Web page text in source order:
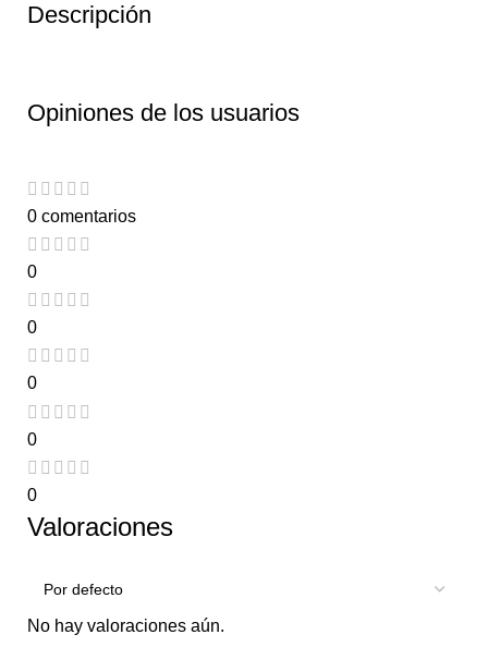
Descripción
Opiniones de los usuarios
0 comentarios
0
0
0
0
0
Valoraciones
No hay valoraciones aún.